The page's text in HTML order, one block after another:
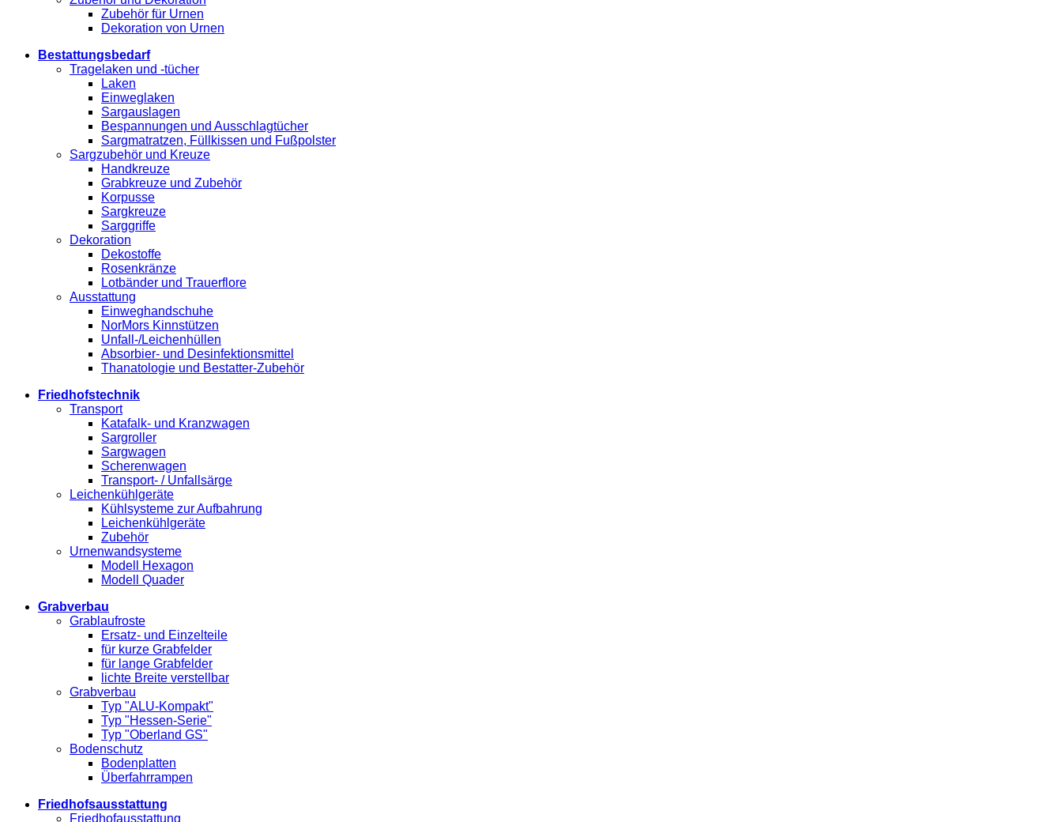
Zubehör für Urnen
Dekoration von Urnen
Bestattungsbedarf
Tragelaken und -tücher
Laken
Einweglaken
Sargauslagen
Bespannungen und Ausschlagtücher
Sargmatratzen, Füllkissen und Fußpolster
Sargzubehör und Kreuze
Handkreuze
Grabkreuze und Zubehör
Korpusse
Sargkreuze
Sarggriffe
Dekoration
Dekostoffe
Rosenkränze
Lotbänder und Trauerflore
Ausstattung
Einweghandschuhe
NorMors Kinnstützen
Unfall-/Leichenhüllen
Absorbier- und Desinfektionsmittel
Thanatologie und Bestatter-Zubehör
Friedhofstechnik
Transport
Katafalk- und Kranzwagen
Sargroller
Sargwagen
Scherenwagen
Transport- / Unfallsärge
Leichenkühlgeräte
Kühlsysteme zur Aufbahrung
Leichenkühlgeräte
Zubehör
Urnenwandsysteme
Modell Hexagon
Modell Quader
Grabverbau
Grablaufroste
Ersatz- und Einzelteile
für kurze Grabfelder
für lange Grabfelder
lichte Breite verstellbar
Grabverbau
Typ "ALU-Kompakt"
Typ "Hessen-Serie"
Typ "Oberland GS"
Bodenschutz
Bodenplatten
Überfahrrampen
Friedhofsausstattung
Friedhofausstattung